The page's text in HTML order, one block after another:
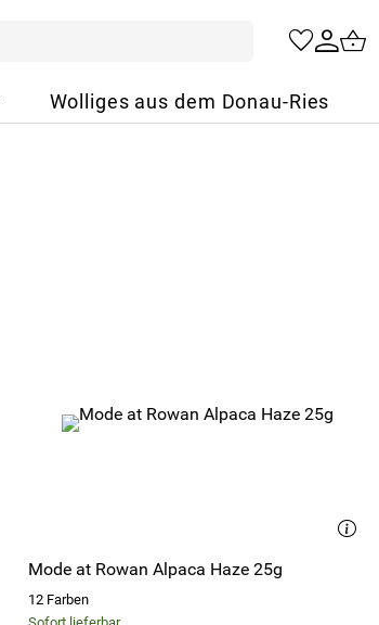
Wolliges aus dem Donau-Ries
Mode at Rowan Alpaca Haze 25g
12 Farben